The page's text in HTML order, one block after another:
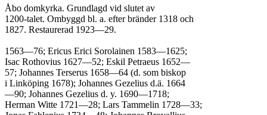
Åbo domkyrka. Grundlagd vid slutet av
1200-talet. Ombyggd bl. a. efter bränder 1318 och
1827. Restaurerad 1923—29.
1563—76; Ericus Erici Sorolainen 1583—1625;
Isac Rothovius 1627—52; Eskil Petraeus 1652—
57; Johannes Terserus 1658—64 (d. som biskop
i Linköping 1678); Johannes Gezelius d.ä. 1664
—90; Johannes Gezelius d. y. 1690—1718;
Herman Witte 1721—28; Lars Tammelin 1728—33;